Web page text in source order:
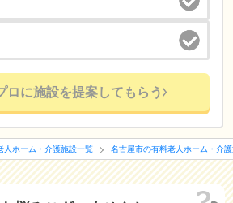
ロに施設を提案してもらう
人ホーム・介護施設一覧 名古屋市の有料老人ホーム・介